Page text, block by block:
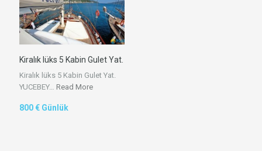
Kiralık lüks 5 Kabin Gulet Yat.
Kiralık lüks 5 Kabin Gulet Yat.
YUCEBEY… Read More
800 € Günlük